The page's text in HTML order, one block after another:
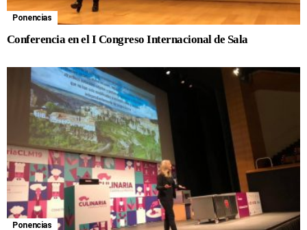
Ponencias
Conferencia en el I Congreso Internacional de Sala
Ponencias